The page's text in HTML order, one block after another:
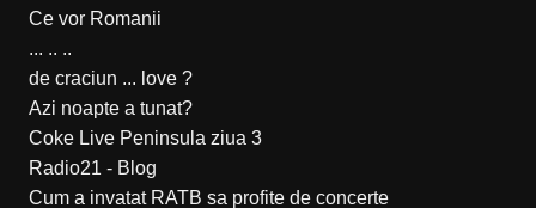
Ce vor Romanii
... .. ..
de craciun ... love ?
Azi noapte a tunat?
Coke Live Peninsula ziua 3
Radio21 - Blog
Cum a invatat RATB sa profite de concerte